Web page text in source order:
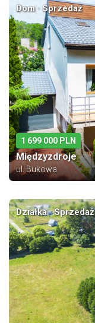
Dom · Sprzedaż
1 699 000 PLN
Międzyzdroje
ul. Bukowa
Działka · Sprzedaż